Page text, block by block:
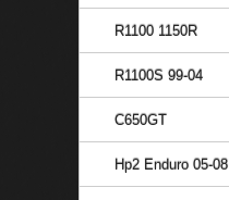
R1100 1150R
R1100S 99-04
C650GT
Hp2 Enduro 05-08